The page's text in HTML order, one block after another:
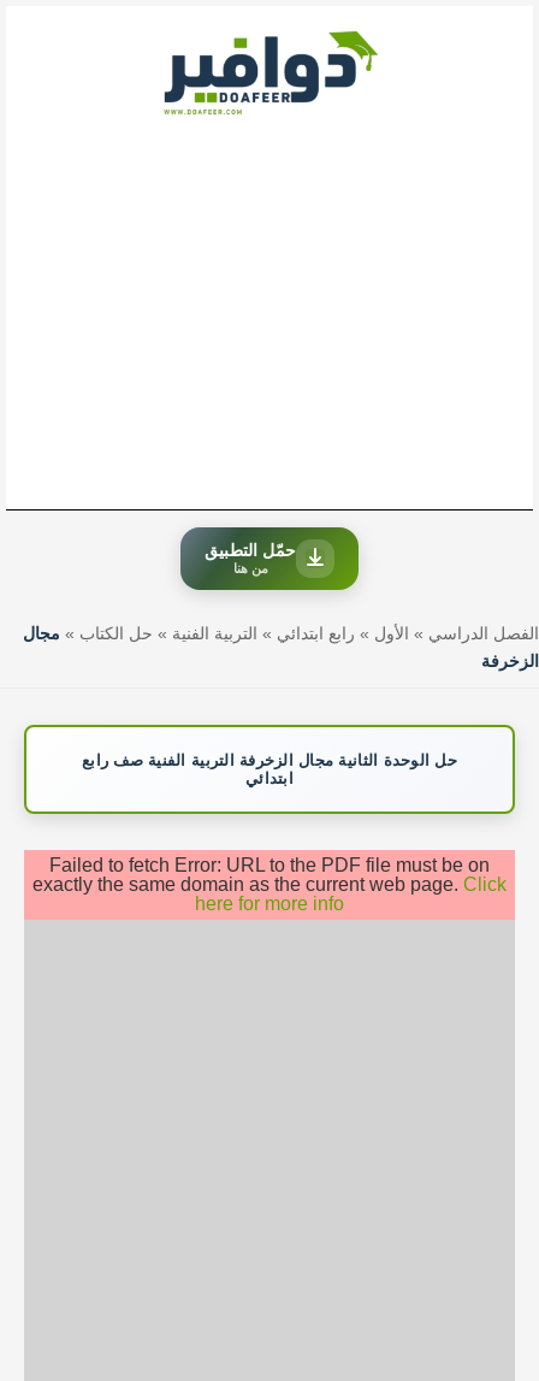
حمّل التطبيق
من هنا
الفصل الدراسي » الأول » رابع ابتدائي » التربية الفنية » حل الكتاب » مجال
الزخرفة
حل الوحدة الثانية مجال الزخرفة التربية الفنية صف رابع
ابتدائي
Failed to fetch Error: URL to the PDF file must be on
exactly the same domain as the current web page. Click
here for more info